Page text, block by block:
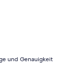
und Genauigkeit